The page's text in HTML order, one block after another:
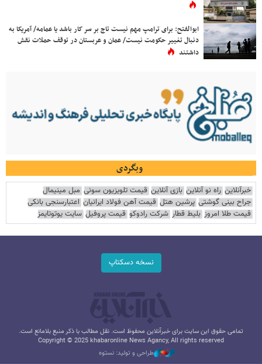
ابوالفتح: برای ترامپ مهم نیست تاج بر سر کار باشد یا عمامه/ آمریکا به
دنبال تغییر حکومت نیست/ عمان و عربستان در توقف حملات نقش
داشتند
وبگردی
خبرآنلاین راه نو آنلاین بازی آنلاین قیمت تلویزیون سونی مبل مینیمال
جراح بینی گوشتی پرشین هتل قیمت آهن فولاد ایرانیان اعتبارسنجی بانکی
قیمت طلا امروز بلیط قطار شرکت رادوکو قیمت پروفیل سایت یوتوتایمز
نسخه دسکتاپ
تمامی حقوق این سایت برای خبرآنلاین محفوظ است. نقل مطالب با ذکر منبع بلامانع است.
Copyright © 2025 khabaronline News Agancy, All rights reserved
طراحی و تولید: نستوه